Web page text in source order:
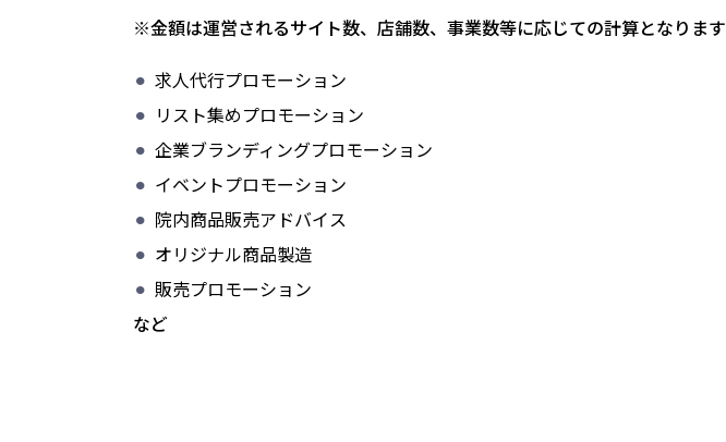
※金額は運営されるサイト数、店舗数、事業数等に応じての計算となります
求人代行プロモーション
リスト集めプロモーション
企業ブランディングプロモーション
イベントプロモーション
院内商品販売アドバイス
オリジナル商品製造
販売プロモーション
など